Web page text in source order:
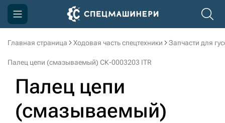
Главная страница Ходовая часть спецтехники Запчасти для
Палец цепи (смазываемый) СК-0003203 ITR
Палец цепи
(смазываемый)
Компания
Доставка и оплата
Информация